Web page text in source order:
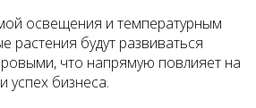
освещения и температурным
растения будут развиваться
что напрямую повлияет на
успех бизнеса.